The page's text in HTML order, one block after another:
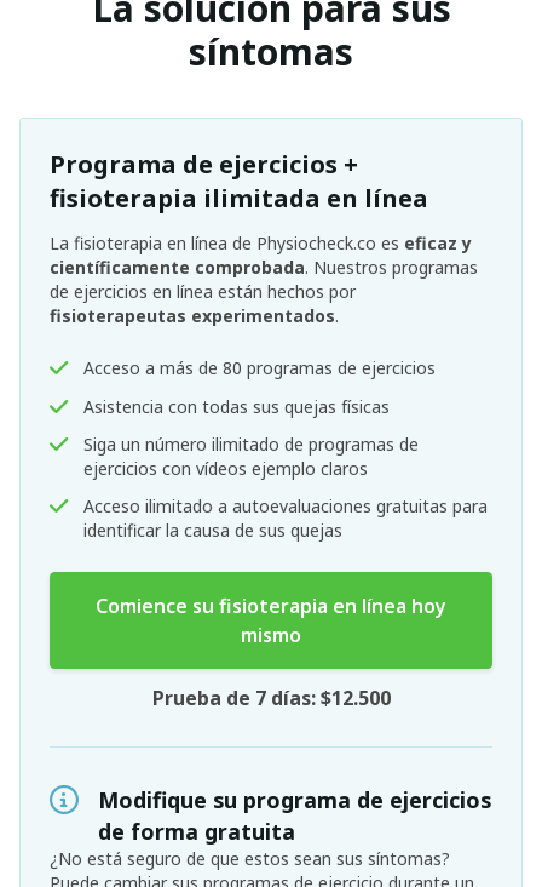
síntomas
Programa de ejercicios +
fisioterapia ilimitada en línea
La fisioterapia en línea de Physiocheck.co es eficaz y
científicamente comprobada. Nuestros programas
de ejercicios en línea están hechos por
fisioterapeutas experimentados.
Acceso a más de 80 programas de ejercicios
Asistencia con todas sus quejas físicas
Siga un número ilimitado de programas de
ejercicios con vídeos ejemplo claros
Acceso ilimitado a autoevaluaciones gratuitas para
identificar la causa de sus quejas
Comience su fisioterapia en línea hoy
mismo
Prueba de 7 días: $12.500
Modifique su programa de ejercicios
de forma gratuita
¿No está seguro de que estos sean sus síntomas?